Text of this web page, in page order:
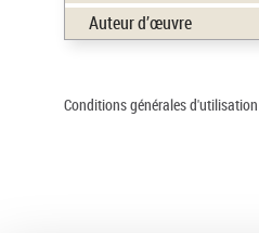
Auteur d’œuvre
Conditions générales d'utilisation